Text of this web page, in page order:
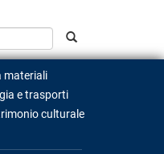
materiali
e trasporti
culturale